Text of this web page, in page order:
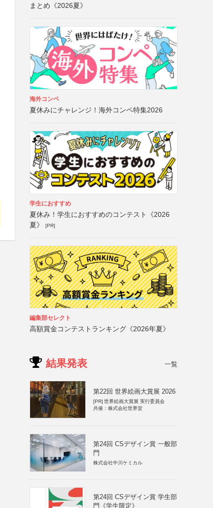
まとめ《2026夏》
海外コンペ
夏休みにチャレンジ！海外コンペ特集2026
学生におすすめ
夏休み！学生におすすめのコンテスト《2026
夏》
[PR]
編集部セレクト
高額賞金コンテストランキング《2026年夏》
結果発表 一覧
第22回 世界絵画大賞展 2026
[PR] 世界絵画大賞展 実行委員会
共催：株式会社世界堂
第24回 CSデザイン賞 一般部
門
株式会社中川ケミカル
第24回 CSデザイン賞 学生部
門《学生限定》